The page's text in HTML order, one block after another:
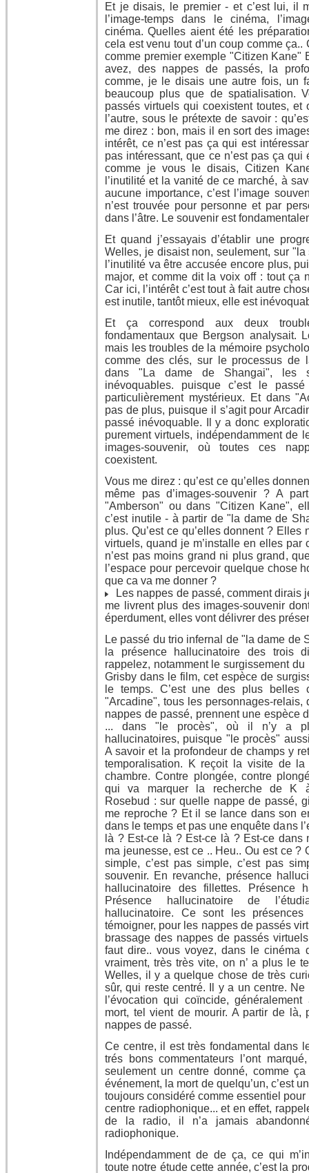
Et je disais, le premier - et c’est lui, il
l’image-temps dans le cinéma,
cinéma. Quelles aient été les
cela est venu tout d’un coup comme ça..
comme premier exemple "Citizen Kane"
avez, des nappes de passés, la
comme, je le disais une autre fois, un
beaucoup plus que de spatialisation.
passés virtuels qui coexistent toutes, et
l’autre, sous le prétexte de savoir :
me direz : bon, mais il en sort des
intérêt, ce n’est pas ça qui est
pas intéressant, que ce n’est pas ça qui
comme je vous le disais, Citizen
l’inutilité et la vanité de ce marché, à
aucune importance, c’est l’image
n’est trouvée pour personne et par
dans l’âtre. Le souvenir est
Et quand j’essayais d’établir une
Welles, je disaist non, seulement, sur
l’inutilité va être accusée encore plus,
major, et comme dit la voix off : tout ça
Car ici, l’intérêt c’est tout à fait autre
est inutile, tantôt mieux, elle est
Et ça correspond aux deux
fondamentaux que Bergson analysait.
mais les troubles de la mémoire
comme des clés, sur le processus de
dans "La dame de Shangai", les
inévoquables. puisque c’est le
particulièrement mystérieux. Et dans
pas de plus, puisque il s’agit pour
passé inévoquable. Il y a donc
purement virtuels, indépendamment de
images-souvenir, où toutes ces
coexistent.
Vous me direz : qu’est ce qu’elles
même pas d’images-souvenir ? A
"Amberson" ou dans "Citizen Kane",
c’est inutile - à partir de "la dame de
plus. Qu’est ce qu’elles donnent ?
virtuels, quand je m’installe en elles par
n’est pas moins grand ni plus grand,
l’espace pour percevoir quelque chose
que ca va me donner ?
Les nappes de passé, comment dirais
me livrent plus des images-souvenir
éperdument, elles vont délivrer des
Le passé du trio infernal de "la dame de
la présence hallucinatoire des trois
rappelez, notamment le surgissement du
Grisby dans le film, cet espèce de
le temps. C’est une des plus belles
"Arcadine", tous les personnages-relais,
nappes de passé, prennent une espèce
... dans "le procès", où il n’y a
hallucinatoires, puisque "le procès"
A savoir et la profondeur de champs y
temporalisation. K reçoit la visite de
chambre. Contre plongée, contre
qui va marquer la recherche de K
Rosebud : sur quelle nappe de passé,
me reproche ? Et il se lance dans son
dans le temps et pas une enquête dans
là ? Est-ce là ? Est-ce là ? Est-ce dans
ma jeunesse, est ce .. Heu.. Ou est ce ?
simple, c’est pas simple, c’est pas
souvenir. En revanche, présence
hallucinatoire des fillettes. Présence
Présence hallucinatoire de
hallucinatoire. Ce sont les
témoigner, pour les nappes de passés
brassage des nappes de passés
faut dire.. vous voyez, dans le
vraiment, très très vite, on n’ a plus le
Welles, il y a quelque chose de très
sûr, qui reste centré. Il y a un centre.
l’évocation qui coïncide,
mort, tel vient de mourir. A partir de là,
nappes de passé.
Ce centre, il est très fondamental dans
trés bons commentateurs l’ont
seulement un centre donné, comme
événement, la mort de quelqu’un, c’est
toujours considéré comme essentiel pour
centre radiophonique... et en effet,
de la radio, il n’a jamais
radiophonique.
Indépendamment de de ça, ce qui
toute notre étude cette année, c’est la